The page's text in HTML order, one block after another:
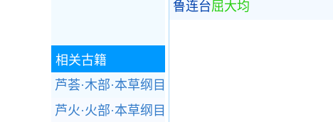
鲁连台屈大均
相关古籍
芦荟·木部·本草纲目
芦火·火部·本草纲目